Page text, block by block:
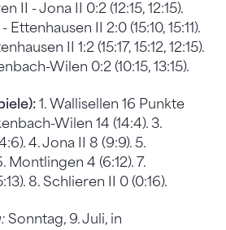
II - Jona II 0:2 (12:15, 12:15).
II 2:0 (15:10, 15:11).
II 1:2 (15:17, 15:12, 12:15).
Wilen 0:2 (10:15, 13:15).
1. Wallisellen 16 Punkte
Wilen 14 (14:4). 3.
4. Jona II 8 (9:9). 5.
Montlingen 4 (6:12). 7.
8. Schlieren II 0 (0:16).
Sonntag, 9. Juli, in